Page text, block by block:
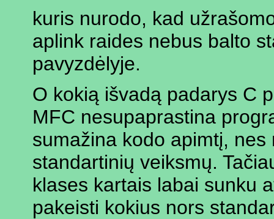
kuris nurodo, kad
aplink raides nebus balto
pavyzdėlyje.
O kokią išvadą padarys C
MFC nesupaprastina
sumažina kodo apimtį,
standartinių veiksmų.
klases kartais labai sunku
pakeisti kokius nors